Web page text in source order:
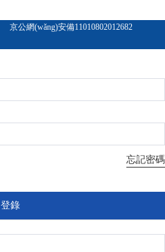
京公網(wǎng)安備11010802012682
忘記密碼
登錄